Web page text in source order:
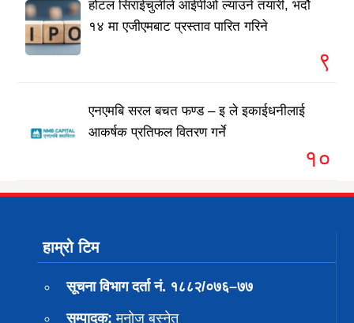
होटल सिराईचुलीले आईपीओ ल्याउने तयारी, भदौ
१४ मा एजीएमबाट प्रस्ताव पारित गरिने
९
एनएमबि सरल बचत फण्ड – इ ले इकाईधनीलाई
आकर्षक प्रतिफल वितरण गर्ने
१०
हाम्रो टिम
सूचना विभाग दर्ता नं. १८८२/०७६–७७
सम्पादक: मनोज बस्नेत